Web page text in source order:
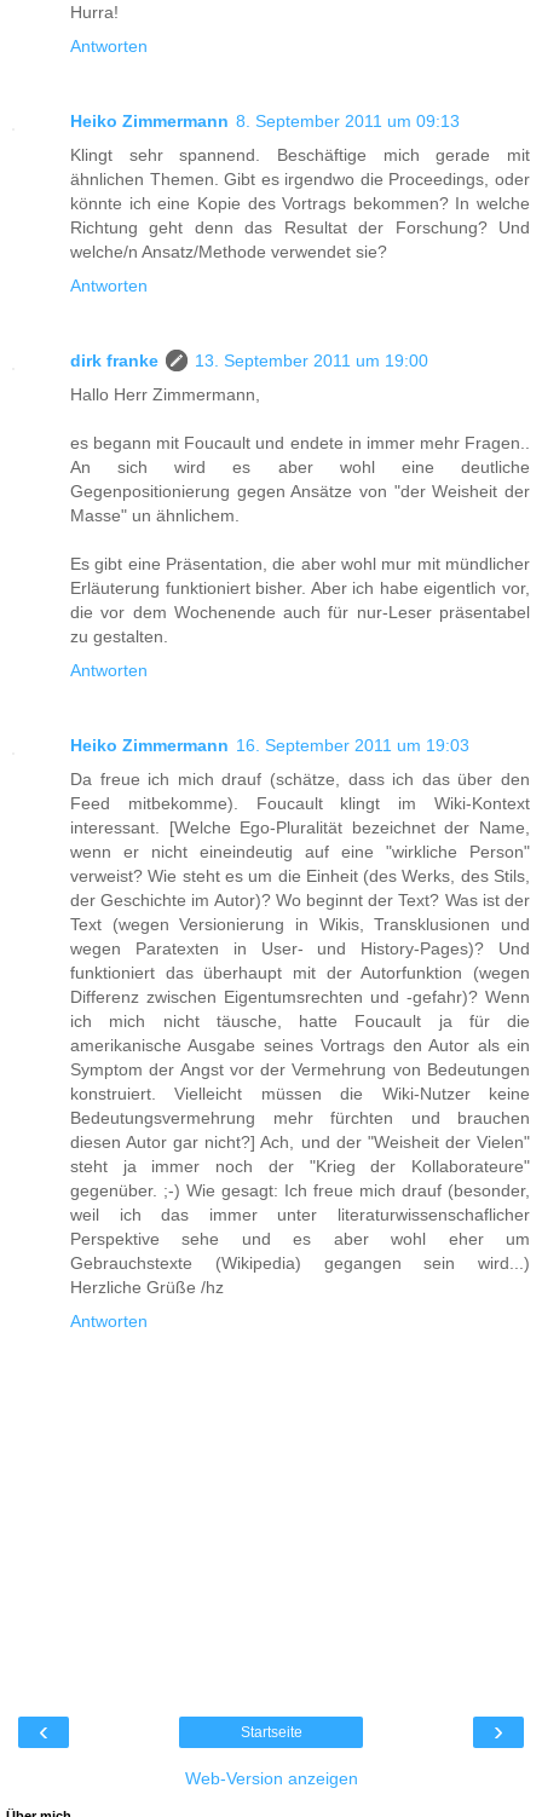
Hurra!
Antworten
Heiko Zimmermann 8. September 2011 um 09:13
Klingt sehr spannend. Beschäftige mich gerade mit
ähnlichen Themen. Gibt es irgendwo die Proceedings, oder
könnte ich eine Kopie des Vortrags bekommen? In welche
Richtung geht denn das Resultat der Forschung? Und
welche/n Ansatz/Methode verwendet sie?
Antworten
dirk franke
13. September 2011 um 19:00
Hallo Herr Zimmermann,
es begann mit Foucault und endete in immer mehr Fragen..
An sich wird es aber wohl eine deutliche
Gegenpositionierung gegen Ansätze von "der Weisheit der
Masse" un ähnlichem.
Es gibt eine Präsentation, die aber wohl mur mit mündlicher
Erläuterung funktioniert bisher. Aber ich habe eigentlich vor,
die vor dem Wochenende auch für nur-Leser präsentabel
zu gestalten.
Antworten
Heiko Zimmermann 16. September 2011 um 19:03
Da freue ich mich drauf (schätze, dass ich das über den
Feed mitbekomme). Foucault klingt im Wiki-Kontext
interessant. [Welche Ego-Pluralität bezeichnet der Name,
wenn er nicht eineindeutig auf eine "wirkliche Person"
verweist? Wie steht es um die Einheit (des Werks, des Stils,
der Geschichte im Autor)? Wo beginnt der Text? Was ist der
Text (wegen Versionierung in Wikis, Transklusionen und
wegen Paratexten in User- und History-Pages)? Und
funktioniert das überhaupt mit der Autorfunktion (wegen
Differenz zwischen Eigentumsrechten und -gefahr)? Wenn
ich mich nicht täusche, hatte Foucault ja für die
amerikanische Ausgabe seines Vortrags den Autor als ein
Symptom der Angst vor der Vermehrung von Bedeutungen
konstruiert. Vielleicht müssen die Wiki-Nutzer keine
Bedeutungsvermehrung mehr fürchten und brauchen
diesen Autor gar nicht?] Ach, und der "Weisheit der Vielen"
steht ja immer noch der "Krieg der Kollaborateure"
gegenüber. ;-) Wie gesagt: Ich freue mich drauf (besonder,
weil ich das immer unter literaturwissenschaflicher
Perspektive sehe und es aber wohl eher um
Gebrauchstexte (Wikipedia) gegangen sein wird...)
Herzliche Grüße /hz
Antworten
‹ ›
Startseite
Web-Version anzeigen